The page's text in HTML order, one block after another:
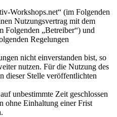
Workshops.net“ (im Folgenden
Nutzungsvertrag mit dem
Folgenden „Betreiber“) und
Regelungen
nicht einverstanden bist, so
nutzen. Für die Nutzung des
dieser Stelle veröffentlichten
unbestimmte Zeit geschlossen
ohne Einhaltung einer Frist